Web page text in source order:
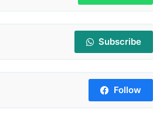
Subscribe
Follow